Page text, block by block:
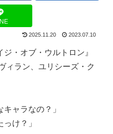
2025.11.20 2023.07.10
・オブ・ウルトロン』
ィラン、ユリシーズ・ク
キャラなの？」
け？」